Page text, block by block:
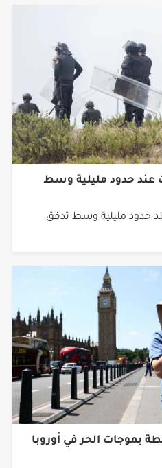
عند حدود مليلية وسط
حدود مليلية وسط تدفق